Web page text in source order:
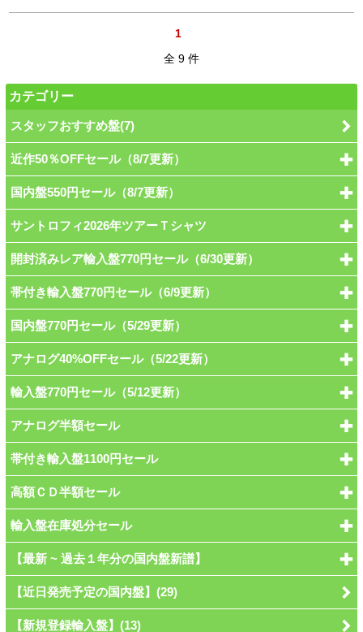
1
全 9 件
カテゴリー
スタッフおすすめ盤(7)
近作50％OFFセール（8/7更新）
国内盤550円セール（8/7更新）
サントロフィ2026年ツアーＴシャツ
開封済みレア輸入盤770円セール（6/30更新）
帯付き輸入盤770円セール（6/9更新）
国内盤770円セール（5/29更新）
アナログ40%OFFセール（5/22更新）
輸入盤770円セール（5/12更新）
アナログ半額セール
帯付き輸入盤1100円セール
高額ＣＤ半額セール
輸入盤在庫処分セール
【最新 ~ 過去１年分の国内盤新譜】
【近日発売予定の国内盤】(29)
【新規登録輸入盤】(13)